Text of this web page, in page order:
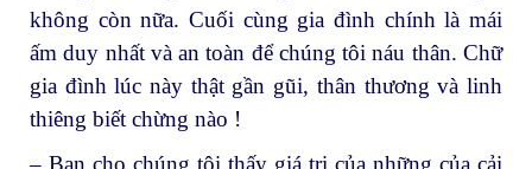
không còn nữa. Cuối cùng gia đình chính là mái
ấm duy nhất và an toàn để chúng tôi náu thân. Chữ
gia đình lúc này thật gần gũi, thân thương và linh
thiêng biết chừng nào !
– Bạn cho chúng tôi thấy giá trị của những của cải